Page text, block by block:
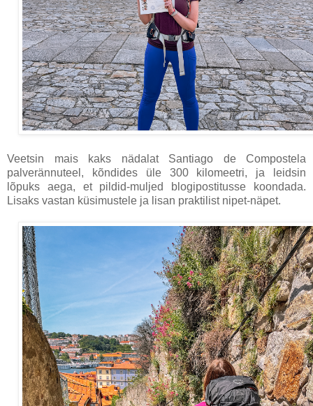
Veetsin mais kaks nädalat Santiago de Compostela
palverännuteel, kõndides üle 300 kilomeetri, ja leidsin
lõpuks aega, et pildid-muljed blogipostitusse koondada.
Lisaks vastan küsimustele ja lisan praktilist nipet-näpet.